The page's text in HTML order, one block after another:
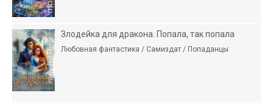
Злодейка для дракона. Попала, так попала
Любовная фантастика / Самиздат / Попаданцы